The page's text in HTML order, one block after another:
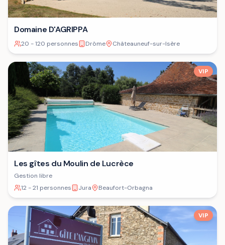
Domaine D'AGRIPPA
20 - 120 personnes Drôme Châteauneuf-sur-Isère
VIP
Les gîtes du Moulin de Lucrèce
Gestion libre
12 - 21 personnes
Jura Beaufort-Orbagna
VIP